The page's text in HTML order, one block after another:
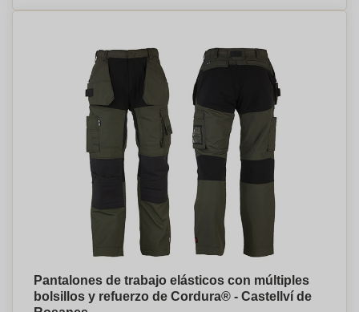
Pantalones de trabajo elásticos con múltiples
bolsillos y refuerzo de Cordura® - Castellví de